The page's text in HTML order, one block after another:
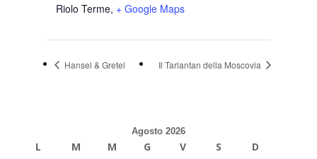
Riolo Terme, + Google Maps
Hansel & Gretel Il Tarlantan della Moscovia
Agosto 2026
L M M G V S
D